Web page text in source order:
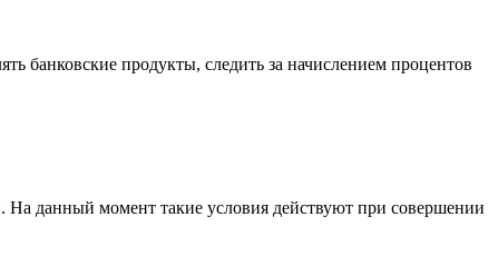
банковские продукты, следить за начислением процентов
данный момент такие условия действуют при совершении